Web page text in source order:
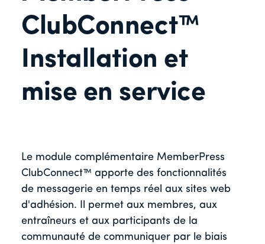
ClubConnect™
Installation et
mise en service
Le module complémentaire MemberPress
ClubConnect™ apporte des fonctionnalités
de messagerie en temps réel aux sites web
d'adhésion. Il permet aux membres, aux
entraîneurs et aux participants de la
communauté de communiquer par le biais